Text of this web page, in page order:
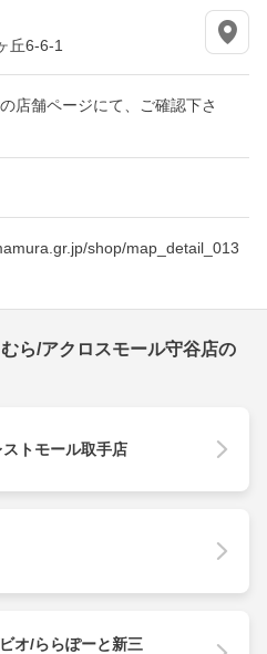
丘6-6-1
店舗ページにて、ご確認下さ
shop/map_detail_013
ら/アクロスモール守谷店の
トモール取手店
オ/ららぽーと新三